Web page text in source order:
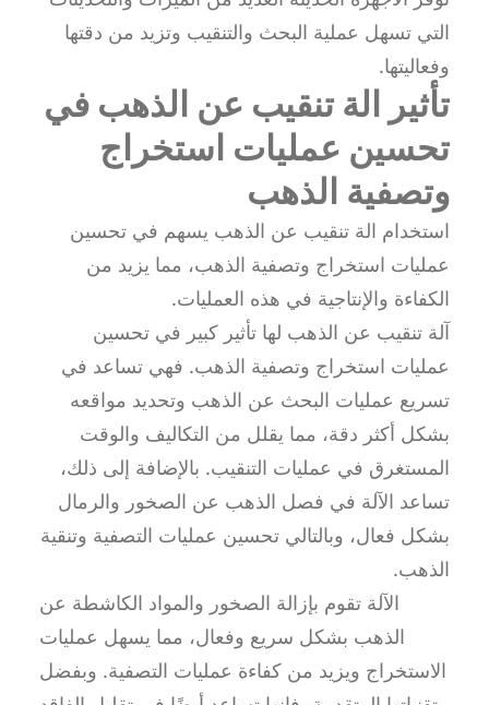
التي تسهل عملية البحث والتنقيب وتزيد من دقتها
وفعاليتها.
تأثير الة تنقيب عن الذهب في
تحسين عمليات استخراج
وتصفية الذهب
استخدام الة تنقيب عن الذهب يسهم في تحسين
عمليات استخراج وتصفية الذهب، مما يزيد من
الكفاءة والإنتاجية في هذه العمليات.
آلة تنقيب عن الذهب لها تأثير كبير في تحسين
عمليات استخراج وتصفية الذهب. فهي تساعد في
تسريع عمليات البحث عن الذهب وتحديد مواقعه
بشكل أكثر دقة، مما يقلل من التكاليف والوقت
المستغرق في عمليات التنقيب. بالإضافة إلى ذلك،
تساعد الآلة في فصل الذهب عن الصخور والرمال
بشكل فعال، وبالتالي تحسين عمليات التصفية وتنقية
الذهب.
الآلة تقوم بإزالة الصخور والمواد الكاشطة عن
الذهب بشكل سريع وفعال، مما يسهل عمليات
الاستخراج ويزيد من كفاءة عمليات التصفية. وبفضل